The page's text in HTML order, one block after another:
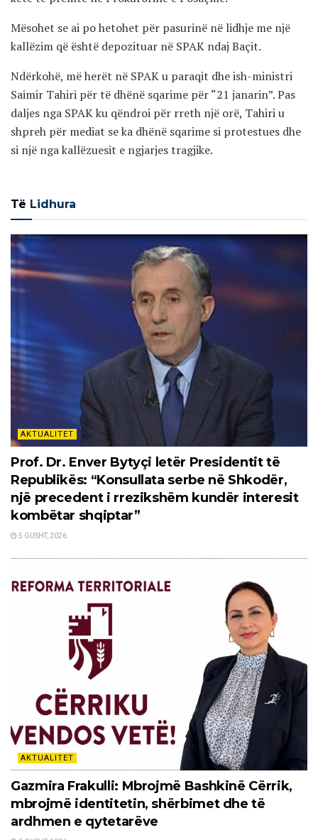
Mësohet se ai po hetohet për pasurinë në lidhje me një
kallëzim që është depozituar në SPAK ndaj Baçit.
Ndërkohë, më herët në SPAK u paraqit dhe ish-ministri
Saimir Tahiri për të dhënë sqarime për “21 janarin”. Pas
daljes nga SPAK ku qëndroi për rreth një orë, Tahiri u
shpreh për mediat se ka dhënë sqarime si protestues dhe
si një nga kallëzuesit e ngjarjes tragjike.
Të Lidhura
AKTUALITET
Prof. Dr. Enver Bytyçi letër Presidentit të
Republikës: “Konsullata serbe në Shkodër,
një precedent i rrezikshëm kundër interesit
kombëtar shqiptar”
5 GUSHT, 2026
AKTUALITET
Gazmira Frakulli: Mbrojmë Bashkinë Cërrik,
mbrojmë identitetin, shërbimet dhe të
ardhmen e qytetarëve